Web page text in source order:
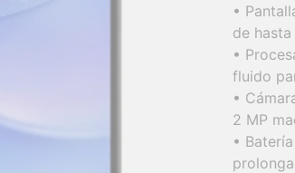
•
de
•
fluido
•
2 MP
•